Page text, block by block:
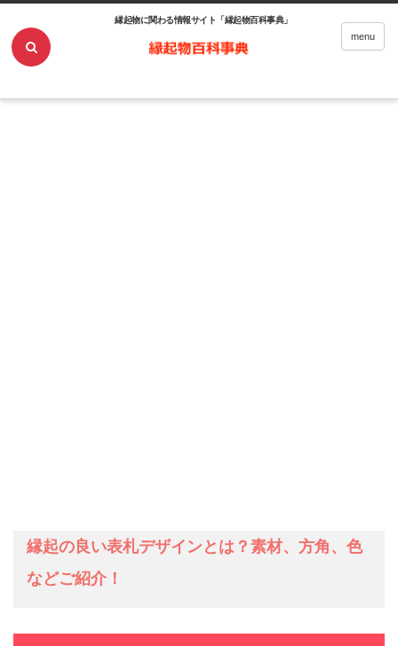
縁起物に関わる情報サイト「縁起物百科事典」
menu
縁起の良い表札デザインとは？素材、方角、色などご紹介！
縁起の良い表札デザインとは？素材、方角、色
などご紹介！